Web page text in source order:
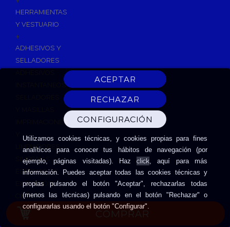
Utilizamos cookies técnicas, y cookies propias para fines
analíticos para conocer tus hábitos de navegación (por
ejemplo, páginas visitadas). Hazclick, aquí para más
información. Puedes aceptar todas las cookies técnicas y
propias pulsando el botón "Aceptar", rechazarlas todas
(menos las técnicas) pulsando en el botón "Rechazar" o
configurarlas usando el botón "Configurar".
HERRAMIENTAS
Y VESTUARIO
+
ADHESIVOS Y
SELLADORES
INSTANTANEOS
IMPRIMACIONES
LIMPIADORES
SILICONAS
ESPUMAS DE
EXPANSIÓN
CINTAS
ADHESIVAS
HERRAMIENTAS
COMPRAR